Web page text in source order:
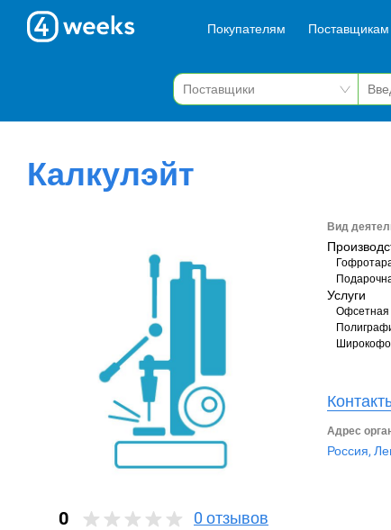
Покупателям Поставщикам
Калкулэйт
0 0 отзывов
Вид
Услуги
Офсетная
Адрес
Россия,